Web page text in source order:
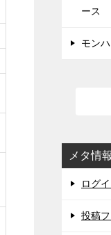
ース
モン
メタ情報
ログ
投稿